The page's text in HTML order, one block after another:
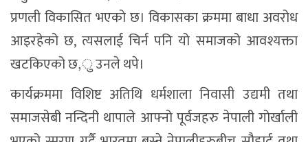
दिवंगत निर्मल पुर्जाको एआई